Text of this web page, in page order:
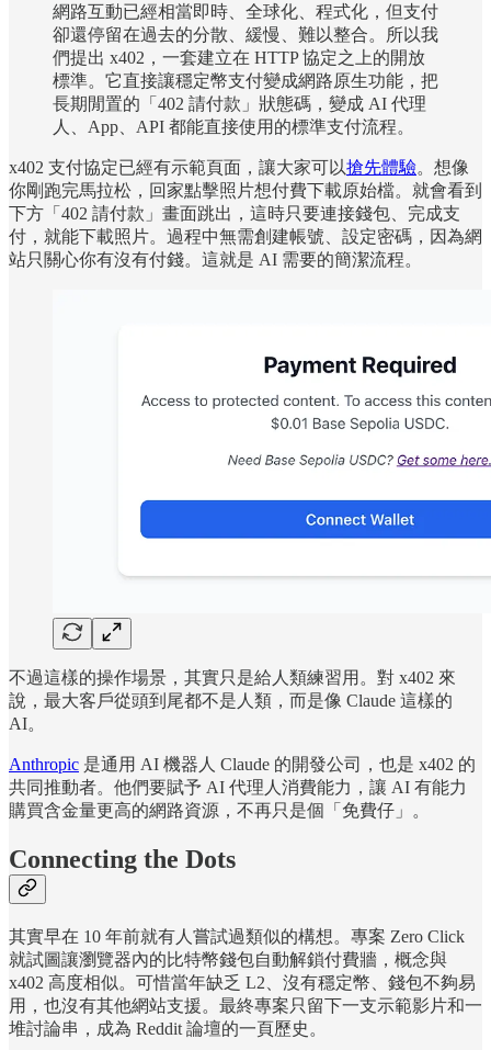
網路互動已經相當即時、全球化、程式化，但支付
卻還停留在過去的分散、緩慢、難以整合。所以我
們提出 x402，一套建立在 HTTP 協定之上的開放
標準。它直接讓穩定幣支付變成網路原生功能，把
長期閒置的「402 請付款」狀態碼，變成 AI 代理
人、App、API 都能直接使用的標準支付流程。
x402 支付協定已經有示範頁面，讓大家可以搶先體驗。想像
你剛跑完馬拉松，回家點擊照片想付費下載原始檔。就會看到
下方「402 請付款」畫面跳出，這時只要連接錢包、完成支
付，就能下載照片。過程中無需創建帳號、設定密碼，因為網
站只關心你有沒有付錢。這就是 AI 需要的簡潔流程。
不過這樣的操作場景，其實只是給人類練習用。對 x402 來
說，最大客戶從頭到尾都不是人類，而是像 Claude 這樣的
AI。
Anthropic 是通用 AI 機器人 Claude 的開發公司，也是 x402 的
共同推動者。他們要賦予 AI 代理人消費能力，讓 AI 有能力
購買含金量更高的網路資源，不再只是個「免費仔」。
Connecting the Dots
其實早在 10 年前就有人嘗試過類似的構想。專案 Zero Click
就試圖讓瀏覽器內的比特幣錢包自動解鎖付費牆，概念與
x402 高度相似。可惜當年缺乏 L2、沒有穩定幣、錢包不夠易
用，也沒有其他網站支援。最終專案只留下一支示範影片和一
堆討論串，成為 Reddit 論壇的一頁歷史。